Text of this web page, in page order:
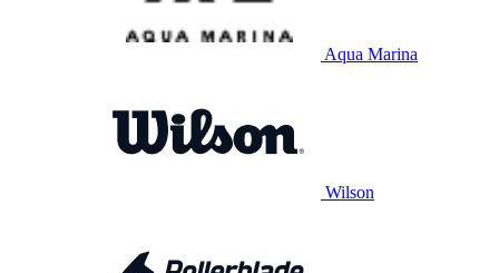
Aqua Marina
Wilson